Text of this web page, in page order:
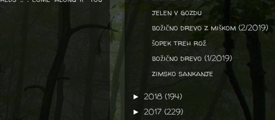
jelen v gozdu
božično drevo z miškom (2/2019)
šopek treh rož
božično drevo (1/2019)
zimsko sankanje
► 2018 (194)
► 2017 (229)